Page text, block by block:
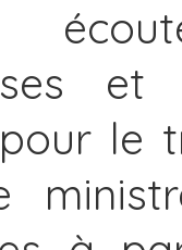
le